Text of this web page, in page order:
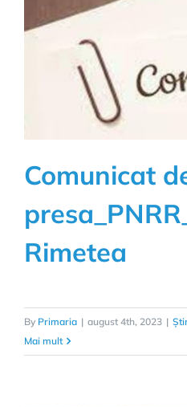
Comunicat
Rimetea
By Primaria | august 4th, 2023 |
Mai mult